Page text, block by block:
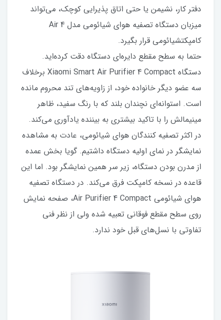
دفتر کار، نشیمن یا حتی اتاق پذیرایی کوچک، می‌تواند
میزبان دستگاه تصفیه هوای شیائومی مدل Air 4
کامپکتشیائومی قرار بگیرد.
حتما به سطح مقطع دایره‌ای دستگاه دقت کرده‌اید.
دستگاه Xiaomi Smart Air Purifier 4 Compact برخلاف
سه عضو دیگر خانواده خود، از زاویه‌های تند محروم مانده
است. استوانه‌ای نچندان بلند که با رنگ سفید، ظاهر
مینیمالش را با تاکید بیشتری به بیننده یادآوری می‌کند.
در اکثر تصفیه کنندگان هوای شیائومی، عادت به مشاهده
نمایشگر در نمای اولیه دستگاه داشتیم. گویا بخش عمده
از مدرن بودن دستگاه، زیر سر همین نمایشگر بود. اما این
قاعده در نسخه کامپکت فرق می‌کند. در دستگاه تصفیه
هوای شیائومی Air Purifier 4 Compact، صفحه نمایش
روی سطح مقطع فوقانی تعبیه شده ولی از نظر فنی
تفاوتی با نسل‌های قبل خود ندارد.